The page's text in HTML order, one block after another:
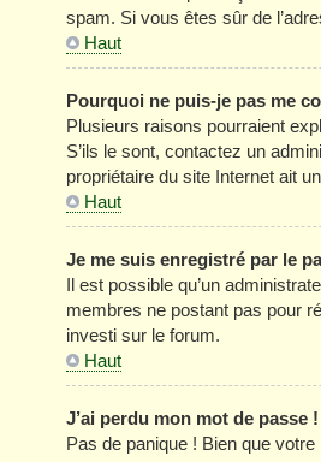
spam. Si vous êtes sûr de
Haut
Pourquoi ne puis-je pas me
Plusieurs raisons pourraient
S’ils le sont, contactez un
propriétaire du site Internet ait
Haut
Je me suis enregistré par le
Il est possible qu’un
membres ne postant pas pour
investi sur le forum.
Haut
J’ai perdu mon mot de passe !
Pas de panique ! Bien que